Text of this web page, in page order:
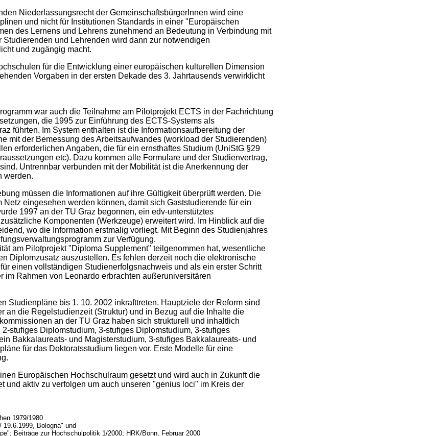
Niederlassungsrecht der GemeinschaftsbürgerInnen wird eine
und nicht für Institutionen Standards in einer "Europäischen
des Lernens und Lehrens zunehmend an Bedeutung in Verbindung mit
und Lehrenden wird dann zur notwendigen
und zugängig macht.
für die Entwicklung einer europäischen kulturellen Dimension
Vorgaben in der ersten Dekade des 3. Jahrtausends verwirklicht
war auch die Teilnahme am Pilotprojekt ECTS in der Fachrichtung
die 1995 zur Einführung des ECTS-Systems als
führten. Im System enthalten ist die Informationsaufbereitung der
mit der Bemessung des Arbeitsaufwandes (workload der Studierenden)
erforderlichen Angaben, die für ein ernsthaftes Studium (UniStG §29
etc). Dazu kommen alle Formulare und der Studienvertrag,
Untrennbar verbunden mit der Mobilität ist die Anerkennung der
werden.
müssen die Informationen auf ihre Gültigkeit überprüft werden. Die
eingesehen werden können, damit sich Gaststudierende für ein
1997 an der TU Graz begonnen, ein edv-unterstütztes
Komponenten (Werkzeuge) erweitert wird. Im Hinblick auf die
wo die Information erstmalig vorliegt. Mit Beginn des Studienjahres
zur Verfügung.
am Pilotprojekt "Diploma Supplement" teilgenommen hat, wesentliche
Diplomzusatz auszustellen. Es fehlen derzeit noch die elektronische
einen vollständigen Studienerfolgsnachweis und als ein erster Schritt
Rahmen von Leonardo erbrachten außeruniversitären
Studienpläne bis 1. 10. 2002 inkrafttreten. Hauptziele der Reform sind
die Regelstudienzeit (Struktur) und in Bezug auf die Inhalte die
an der TU Graz haben sich strukturell und inhaltlich
stufiges Diplomstudium, 3-stufiges Diplomstudium, 3-stufiges
Bakkalaureats- und Magisterstudium, 3-stufiges Bakkalaureats- und
für das Doktoratsstudium liegen vor. Erste Modelle für eine
Europäischen Hochschulraum gesetzt und wird auch in Zukunft die
aktiv zu verfolgen um auch unseren "genius loci" im Kreis der
1979/1980
Bologna" und
Beiträge zur Hochschulpolitik 1/2000; HRK/Bonn, Februar 2000